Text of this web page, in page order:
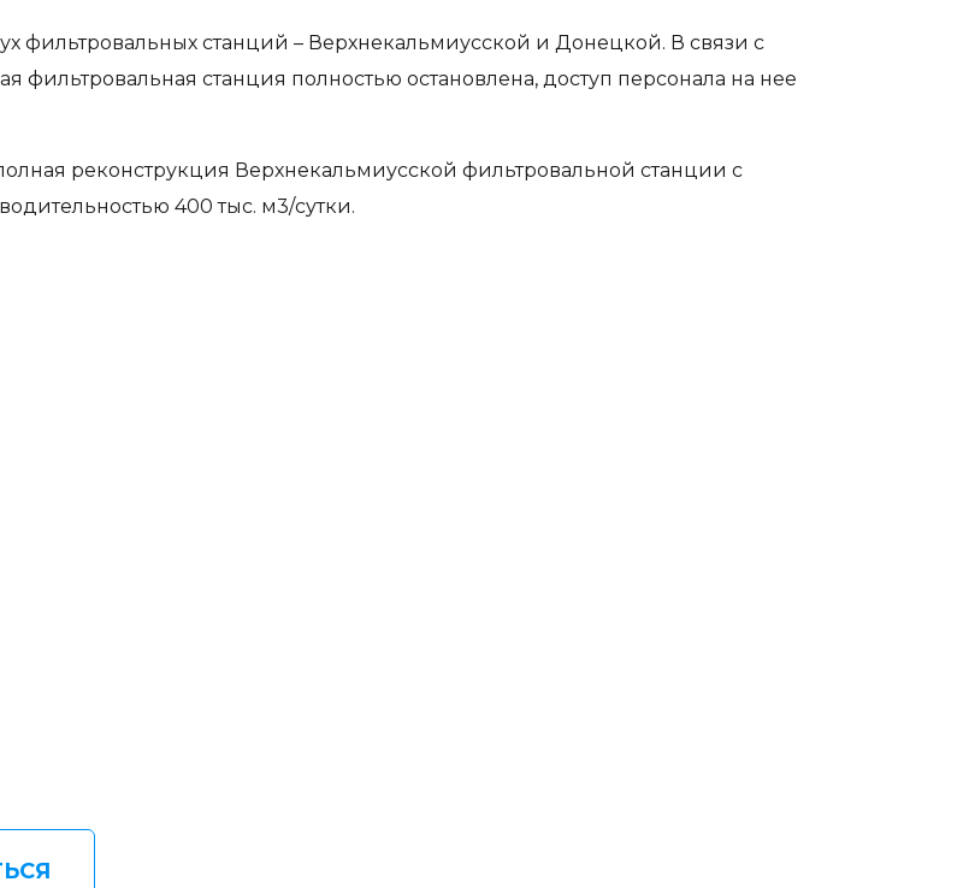
фильтровальных станций – Верхнекальмиусской и Донецкой. В связи с
станция полностью остановлена, доступ персонала на нее
реконструкция Верхнекальмиусской фильтровальной станции с
400 тыс. м3/сутки.